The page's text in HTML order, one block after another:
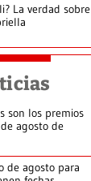
La verdad sobre
son los premios
agosto de
de agosto para